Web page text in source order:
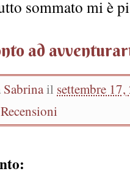
sommato mi è
ad
Sabrinail settembre
Recensioni